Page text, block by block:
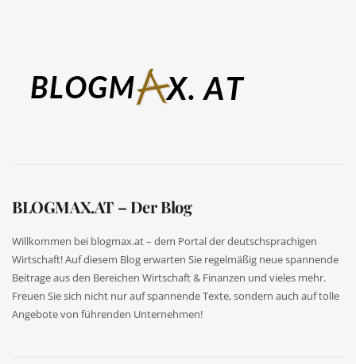
BLOGMAX.AT – Der Blog
Willkommen bei blogmax.at – dem Portal der deutschsprachigen
Wirtschaft! Auf diesem Blog erwarten Sie regelmäßig neue spannende
Beitrage aus den Bereichen Wirtschaft & Finanzen und vieles mehr.
Freuen Sie sich nicht nur auf spannende Texte, sondern auch auf tolle
Angebote von führenden Unternehmen!